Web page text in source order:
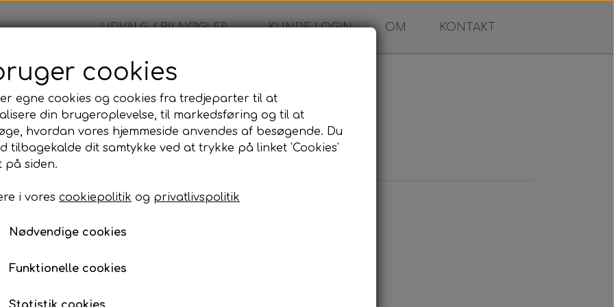
UDVALG / BILNØGLER KUNDE LOGIN OM KONTAKT
Opel - Nøglehus
115,00 kr.
Opel - Fjernbetjening
Lagerstatus:100 på lager
cookies
egne cookies og cookies fra tredjeparter til at
din brugeroplevelse, til markedsføring og til at
hvordan vores hjemmeside anvendes af besøgende. Du
tilbagekalde dit samtykke ved at trykke på linket 'Cookies'
på siden.
i vores cookiepolitik og privatlivspolitik
Nødvendige cookies
Funktionelle cookies